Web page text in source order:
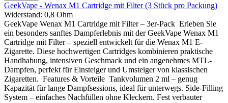
GeekVape - Wenax M1 Cartridge mit Filter (3 Stück pro Packung)
Widerstand: 0,8 Ohm
GeekVape Wenax M1 Cartridge mit Filter – 3er-Pack Erleben Sie
ein besonders sanftes Dampferlebnis mit der GeekVape Wenax M1
Cartridge mit Filter – speziell entwickelt für die Wenax M1 E-
Zigarette. Diese hochwertigen Cartridges kombinieren praktische
Handhabung, intensiven Geschmack und ein angenehmes MTL-
Dampfen, perfekt für Einsteiger und Umsteiger von klassischen
Zigaretten. Features & Vorteile Tankvolumen 2 ml – genug
Kapazität für lange Dampfsessions, ideal für unterwegs. Side-Filling
System – einfaches Nachfüllen ohne Kleckern. Fest verbauter